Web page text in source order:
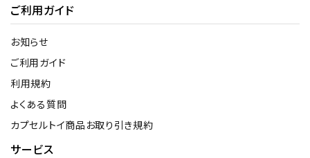
ご利用ガイド
お知らせ
ご利用ガイド
利用規約
よくある質問
カプセルトイ商品お取り引き規約
サービス